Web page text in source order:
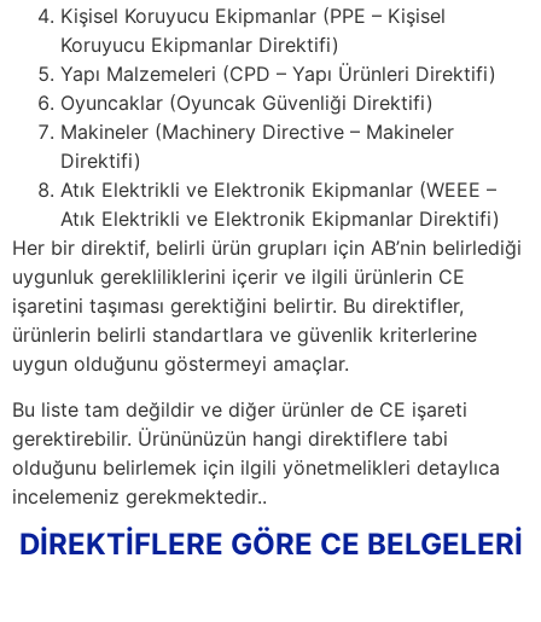
Kişisel Koruyucu Ekipmanlar (PPE – Kişisel
Koruyucu Ekipmanlar Direktifi)
Yapı Malzemeleri (CPD – Yapı Ürünleri Direktifi)
Oyuncaklar (Oyuncak Güvenliği Direktifi)
Makineler (Machinery Directive – Makineler
Direktifi)
Atık Elektrikli ve Elektronik Ekipmanlar (WEEE –
Atık Elektrikli ve Elektronik Ekipmanlar Direktifi)
Her bir direktif, belirli ürün grupları için AB’nin belirlediği
uygunluk gerekliliklerini içerir ve ilgili ürünlerin CE
işaretini taşıması gerektiğini belirtir. Bu direktifler,
ürünlerin belirli standartlara ve güvenlik kriterlerine
uygun olduğunu göstermeyi amaçlar.
Bu liste tam değildir ve diğer ürünler de CE işareti
gerektirebilir. Ürününüzün hangi direktiflere tabi
olduğunu belirlemek için ilgili yönetmelikleri detaylıca
incelemeniz gerekmektedir..
DİREKTİFLERE GÖRE CE BELGELERİ